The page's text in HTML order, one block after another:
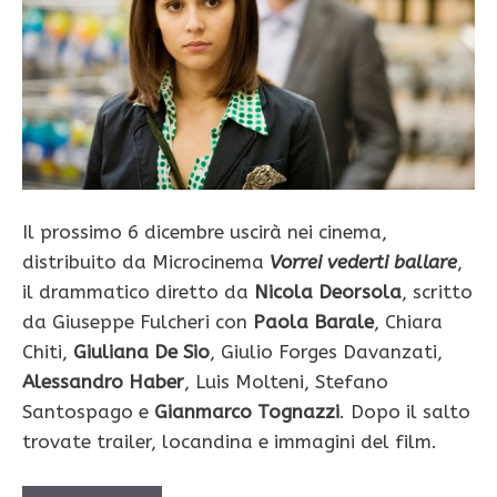
Il prossimo 6 dicembre uscirà nei cinema,
distribuito da Microcinema Vorrei vederti ballare,
il drammatico diretto da Nicola Deorsola, scritto
da Giuseppe Fulcheri con Paola Barale, Chiara
Chiti, Giuliana De Sio, Giulio Forges Davanzati,
Alessandro Haber, Luis Molteni, Stefano
Santospago e Gianmarco Tognazzi. Dopo il salto
trovate trailer, locandina e immagini del film.